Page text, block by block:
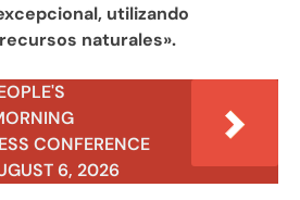
utilizando
naturales».
CONFERENCE
6, 2026